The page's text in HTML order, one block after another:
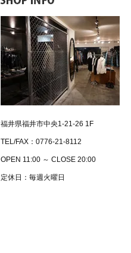
福井県福井市中央1-21-26 1F
TEL/FAX：0776-21-8112
OPEN 11:00 ～ CLOSE 20:00
定休日：毎週火曜日